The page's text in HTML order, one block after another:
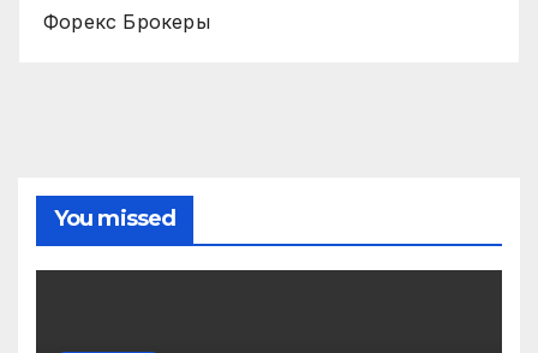
Форекс Брокеры
You missed